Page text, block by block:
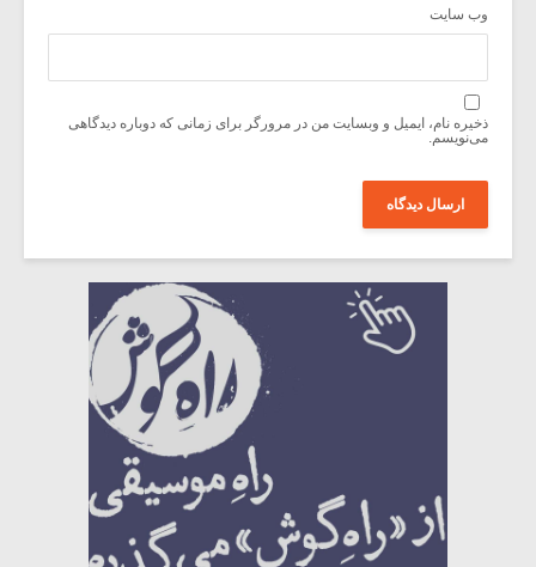
وب‌ سایت
ذخیره نام، ایمیل و وبسایت من در مرورگر برای زمانی که دوباره دیدگاهی
می‌نویسم.